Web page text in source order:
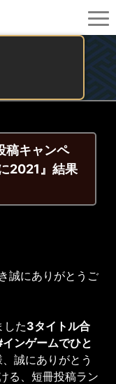
稿キャンペ
2021』結果
誠にありがとうご
した3タイトル合
ンゲームでひと
誠にありがとう
る、短冊投稿ラン